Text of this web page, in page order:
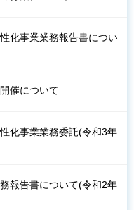
化事業業務報告書につい
催について
化事業業務委託(令和3年
報告書について(令和2年